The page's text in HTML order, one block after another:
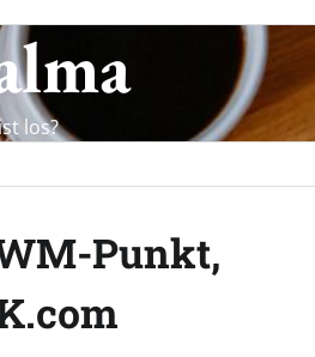
los?
Punkt,